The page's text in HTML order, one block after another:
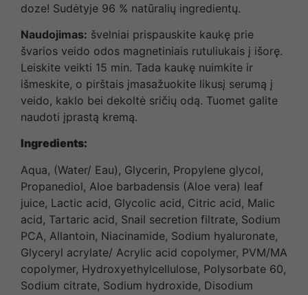
doze! Sudėtyje 96 % natūralių ingredientų.
Naudojimas: švelniai prispauskite kaukę prie
švarios veido odos magnetiniais rutuliukais į išorę.
Leiskite veikti 15 min. Tada kaukę nuimkite ir
išmeskite, o pirštais įmasažuokite likusį serumą į
veido, kaklo bei dekoltė sričių odą. Tuomet galite
naudoti įprastą kremą.
Ingredients:
Aqua, (Water/ Eau), Glycerin, Propylene glycol,
Propanediol, Aloe barbadensis (Aloe vera) leaf
juice, Lactic acid, Glycolic acid, Citric acid, Malic
acid, Tartaric acid, Snail secretion filtrate, Sodium
PCA, Allantoin, Niacinamide, Sodium hyaluronate,
Glyceryl acrylate/ Acrylic acid copolymer, PVM/MA
copolymer, Hydroxyethylcellulose, Polysorbate 60,
Sodium citrate, Sodium hydroxide, Disodium